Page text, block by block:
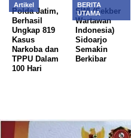
Artikel
Polda Jatim,
Berhasil
Ungkap 819
Kasus
Narkoba dan
TPPU Dalam
100 Hari
BERITA
UTAMA
SWI (Sekber
Wartawan
Indonesia)
Sidoarjo
Semakin
Berkibar